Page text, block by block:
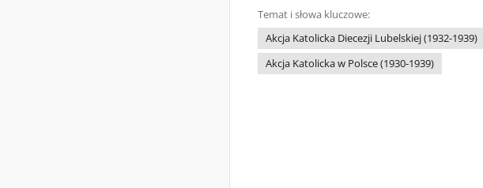
Temat i słowa kluczowe:
Akcja Katolicka Diecezji Lubelskiej (1932-1939)
Akcja Katolicka w Polsce (1930-1939)